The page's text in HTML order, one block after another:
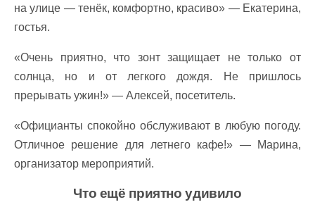
на улице — тенёк, комфортно, красиво» — Екатерина,
гостья.
«Очень приятно, что зонт защищает не только от
солнца, но и от легкого дождя. Не пришлось
прерывать ужин!» — Алексей, посетитель.
«Официанты спокойно обслуживают в любую погоду.
Отличное решение для летнего кафе!» — Марина,
организатор мероприятий.
Что ещё приятно удивило